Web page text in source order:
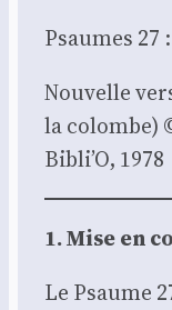
Psaumes 27
Nou­velle
la colombe)
Bibli’O, 1978
1. Mise en
Le Psaume